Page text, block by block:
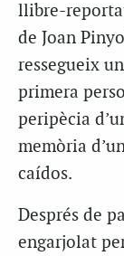
llibre-
de Joan
ressegueix
primera
peripècia
memòria
caídos.
Després de
engarjolat